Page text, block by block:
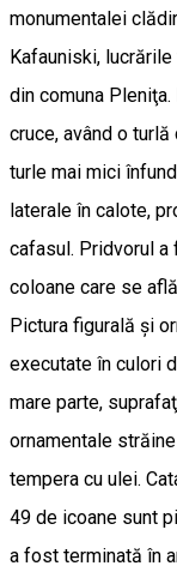
monumentalei
Kafauniski,
din comuna
cruce, având o
turle mai mici
laterale în calote,
cafasul. Pridvorul
coloane care se
Pictura figurală şi
executate în culori
mare parte,
ornamentale
tempera cu ulei.
49 de icoane sunt
a fost terminată în